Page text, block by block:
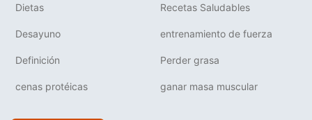
Dietas Recetas Saludables
Desayuno entrenamiento de fuerza
Definición Perder grasa
cenas protéicas ganar masa muscular